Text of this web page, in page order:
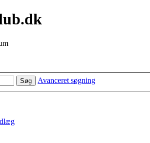
Søg Avanceret søgning